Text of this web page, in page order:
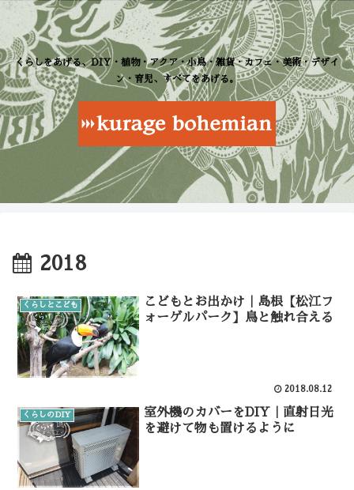
くらしをあげる、DIY・植物・アクア・小鳥・雑貨・カフェ・美術・デザイ
ン・育児、すべてをあげる。
2018
くらしとこども
こどもとお出かけ｜島根【松江フ
ォーゲルパーク】鳥と触れ合える
2018.08.12
くらしのDIY
室外機のカバーをDIY｜直射日光
を避けて物も置けるように